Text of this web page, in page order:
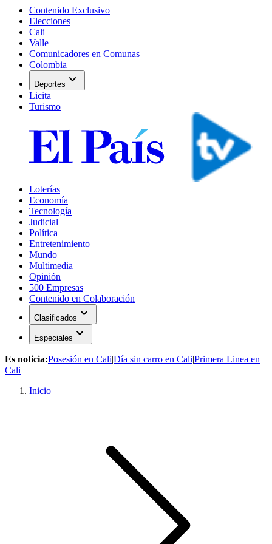
Contenido Exclusivo
Elecciones
Cali
Valle
Comunicadores en Comunas
Colombia
Deportes expand_more
Licita
Turismo
Loterías
Economía
Tecnología
Judicial
Política
Entretenimiento
Mundo
Multimedia
Opinión
500 Empresas
Contenido en Colaboración
Clasificados expand_more
Especiales expand_more
Es noticia:Posesión en Cali|Día sin carro en Cali|Primera Linea en
Cali
Inicio